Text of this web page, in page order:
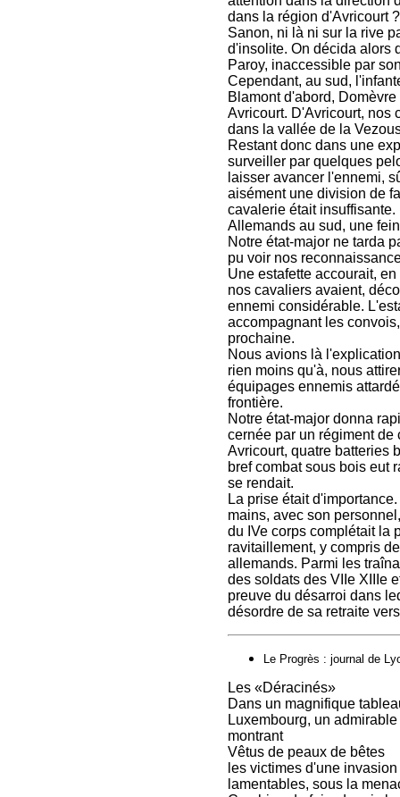
dans la région d'Avricourt
Sanon, ni là ni sur la rive
d'insolite. On décida alors
Paroy, inaccessible par
Cependant, au sud,
Blamont d'abord,
Avricourt. D'Avricourt, nos
dans la vallée de la
Restant donc dans une
surveiller par quelques
laisser avancer l'ennemi,
aisément une division de
cavalerie était
Allemands au sud, une
Notre état-major ne tarda
pu voir nos
Une estafette accourait,
nos cavaliers avaient,
ennemi considérable.
accompagnant les
prochaine.
Nous avions là
rien moins qu'à, nous
équipages ennemis
frontière.
Notre état-major donna
cernée par un régiment
Avricourt, quatre batteries
bref combat sous bois eut
se rendait.
La prise était
mains, avec son
du IVe corps complétait la
ravitaillement, y compris
allemands. Parmi les
des soldats des VIIe XIIIe
preuve du désarroi dans
désordre de sa retraite
Le Progrès : journal de
Les «Déracinés»
Dans un magnifique
Luxembourg, un
montrant
Vêtus de peaux de bêtes
les victimes d'une
lamentables, sous la